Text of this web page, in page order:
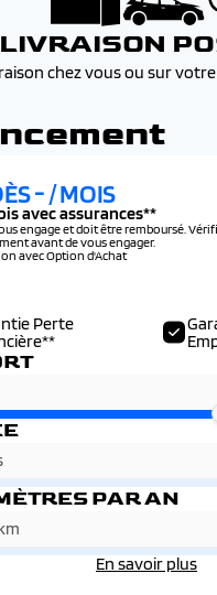
LIVRAISON
chez vous ou sur
Perte
PAR AN
En savoir plus
-/ MOIS
avec assurances**
engage et doit être remboursé.
avant de vous engager.
avec Option d'Achat